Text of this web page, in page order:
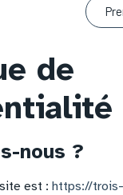
de
nous ?
est : https://